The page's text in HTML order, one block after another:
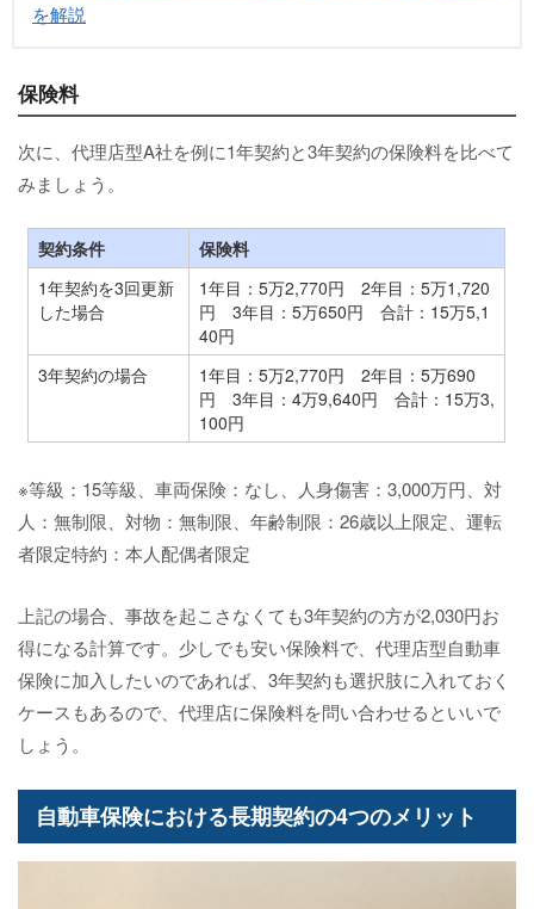
を解説
保険料
次に、代理店型A社を例に1年契約と3年契約の保険料を比べて
みましょう。
契約条件
保険料
1年契約を3回更新
した場合
1年目：5万2,770円 2年目：5万1,720
円 3年目：5万650円 合計：15万5,1
40円
3年契約の場合
1年目：5万2,770円 2年目：5万690
円 3年目：4万9,640円 合計：15万3,
100円
※等級：15等級、車両保険：なし、人身傷害：3,000万円、対
人：無制限、対物：無制限、年齢制限：26歳以上限定、運転
者限定特約：本人配偶者限定
上記の場合、事故を起こさなくても3年契約の方が2,030円お
得になる計算です。少しでも安い保険料で、代理店型自動車
保険に加入したいのであれば、3年契約も選択肢に入れておく
ケースもあるので、代理店に保険料を問い合わせるといいで
しょう。
自動車保険における長期契約の4つのメリット